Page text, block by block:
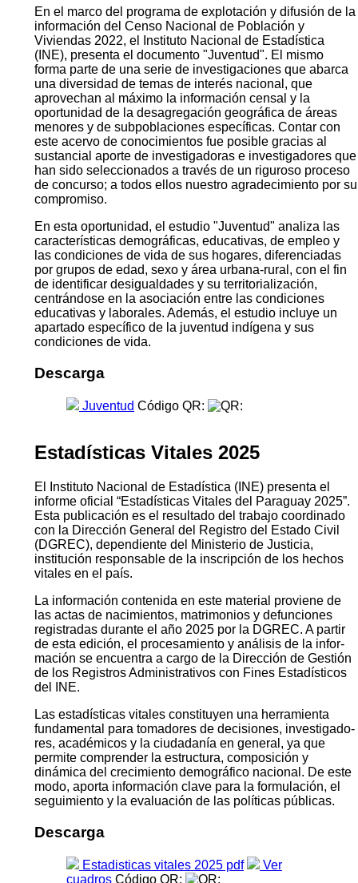
En el marco del programa de explotación y difusión de la
información del Censo Nacional de Población y
Viviendas 2022, el Instituto Nacional de Estadística
(INE), presenta el documento "Juventud". El mismo
forma parte de una serie de investigaciones que abarca
una diversidad de temas de interés nacional, que
aprovechan al máximo la información censal y la
oportunidad de la desagregación geográfica de áreas
menores y de subpoblaciones específicas. Contar con
este acervo de conocimientos fue posible gracias al
sustancial aporte de investigadoras e investigadores que
han sido seleccionados a través de un riguroso proceso
de concurso; a todos ellos nuestro agradecimiento por su
compromiso.
En esta oportunidad, el estudio "Juventud" analiza las
características demográficas, educativas, de empleo y
las condiciones de vida de sus hogares, diferenciadas
por grupos de edad, sexo y área urbana-rural, con el fin
de identificar desigualdades y su territorialización,
centrándose en la asociación entre las condiciones
educativas y laborales. Además, el estudio incluye un
apartado específico de la juventud indígena y sus
condiciones de vida.
Descarga
Juventud Código QR:
Estadísticas Vitales 2025
El Instituto Nacional de Estadística (INE) presenta el
informe oficial “Estadísticas Vitales del Paraguay 2025”.
Esta publicación es el resultado del trabajo coordinado
con la Dirección General del Registro del Estado Civil
(DGREC), dependiente del Ministerio de Justicia,
institución responsable de la inscripción de los hechos
vitales en el país.
La información contenida en este material proviene de
las actas de nacimientos, matrimonios y defunciones
registradas durante el año 2025 por la DGREC. A partir
de esta edición, el procesamiento y análisis de la infor­
mación se encuentra a cargo de la Dirección de Gestión
de los Registros Administrativos con Fines Estadísticos
del INE.
Las estadísticas vitales constituyen una herramienta
fundamental para tomadores de decisiones, investigado­
res, académicos y la ciudadanía en general, ya que
permite comprender la estructura, composición y
dinámica del crecimiento demográfico nacional. De este
modo, aporta información clave para la formulación, el
segui­miento y la evaluación de las políticas públicas.
Descarga
Estadisticas vitales 2025 pdf
Ver
cuadros Código QR: